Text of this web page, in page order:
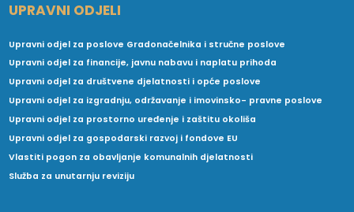
UPRAVNI ODJELI
Upravni odjel za poslove Gradonačelnika i stručne poslove
Upravni odjel za financije, javnu nabavu i naplatu prihoda
Upravni odjel za društvene djelatnosti i opće poslove
Upravni odjel za izgradnju, održavanje i imovinsko- pravne poslove
Upravni odjel za prostorno uređenje i zaštitu okoliša
Upravni odjel za gospodarski razvoj i fondove EU
Vlastiti pogon za obavljanje komunalnih djelatnosti
Služba za unutarnju reviziju